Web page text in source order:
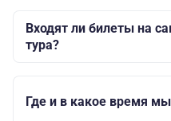
Входят ли билеты на
тура?
Где и в какое время